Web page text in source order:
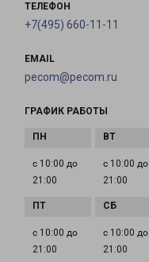
ТЕЛЕФОН
+7(495) 660-11-11
EMAIL
pecom@pecom.ru
ГРАФИК РАБОТЫ
с 10:00 до
21:00
с 10:00 до
21:00
с 10:00 до
21:00
с 10:00 до
21:00